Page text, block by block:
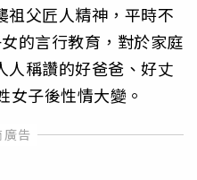
祖父匠人精神，平時不
的言行教育，對於家庭
人稱讚的好爸爸、好丈
女子後性情大變。